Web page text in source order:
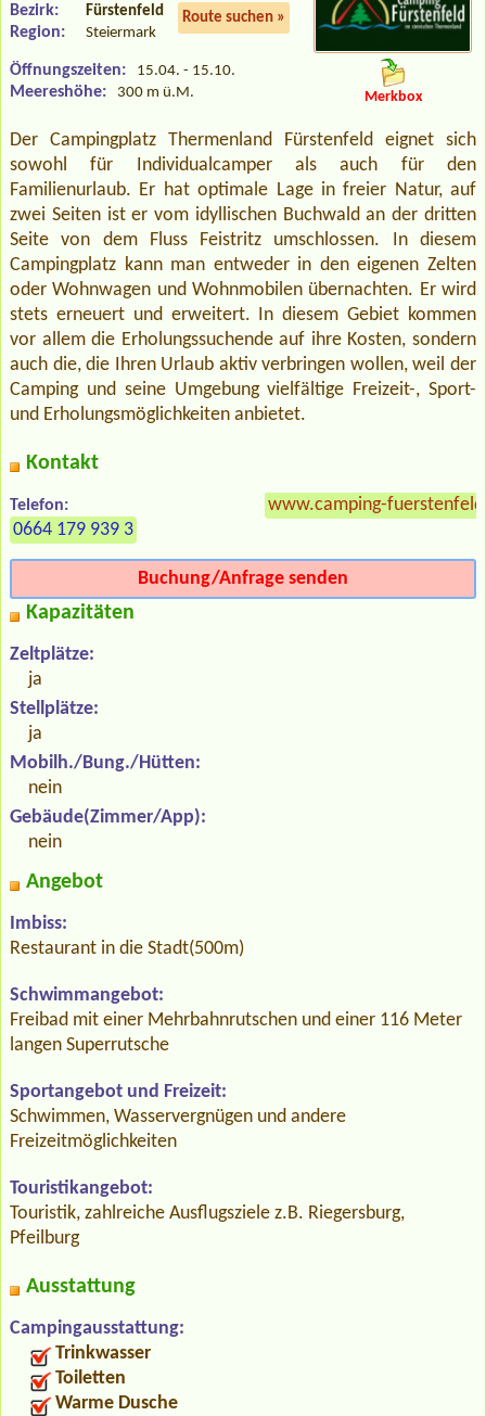
Route suchen »
Bezirk: Fürstenfeld
Region: Steiermark
Öffnungszeiten: 15.04. - 15.10.
Meereshöhe: 300 m ü.M. Merkbox
Der Campingplatz Thermenland Fürstenfeld eignet sich
sowohl für Individualcamper als auch für den
Familienurlaub. Er hat optimale Lage in freier Natur, auf
zwei Seiten ist er vom idyllischen Buchwald an der dritten
Seite von dem Fluss Feistritz umschlossen. In diesem
Campingplatz kann man entweder in den eigenen Zelten
oder Wohnwagen und Wohnmobilen übernachten. Er wird
stets erneuert und erweitert. In diesem Gebiet kommen
vor allem die Erholungssuchende auf ihre Kosten, sondern
auch die, die Ihren Urlaub aktiv verbringen wollen, weil der
Camping und seine Umgebung vielfältige Freizeit-, Sport-
und Erholungsmöglichkeiten anbietet.
Kontakt
Telefon:
0664 179 939 3
www.camping-
Buchung/Anfrage senden
Kapazitäten
Zeltplätze:
ja
Stellplätze:
ja
Mobilh./Bung./Hütten:
nein
Gebäude(Zimmer/App):
nein
Angebot
Imbiss:
Restaurant in die Stadt(500m)
Schwimmangebot:
Freibad mit einer Mehrbahnrutschen und einer 116 Meter
langen Superrutsche
Sportangebot und Freizeit:
Schwimmen, Wasservergnügen und andere
Freizeitmöglichkeiten
Touristikangebot:
Touristik, zahlreiche Ausflugsziele z.B. Riegersburg,
Pfeilburg
Ausstattung
Campingausstattung:
Trinkwasser
Toiletten
Warme Dusche